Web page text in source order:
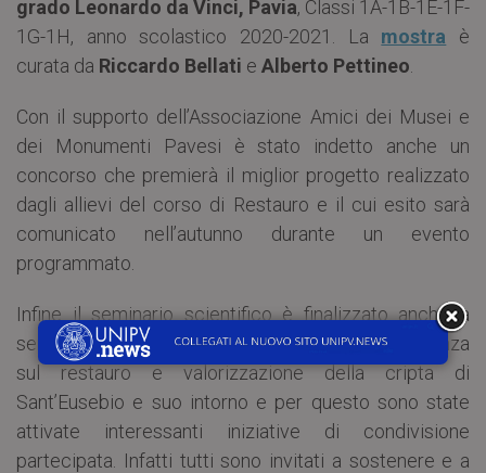
grado Leonardo da Vinci, Pavia, Classi 1A-1B-1E-1F-
1G-1H, anno scolastico 2020-2021. La mostra è
curata da Riccardo Bellati e Alberto Pettineo
Con il supporto dell’Associazione Amici dei Musei e
dei Monumenti Pavesi è stato indetto anche un
concorso che premierà il miglior progetto realizzato
dagli allievi del corso di Restauro e il cui esito sarà
comunicato nell’autunno durante un evento
programmato.
Infine il seminario scientifico è finalizzato anche a
sensibilizzare la comunità scientifica e la cittadinanza
sul restauro e valorizzazione della cripta di
Sant’Eusebio e suo intorno e per questo sono state
attivate interessanti iniziative di condivisione
partecipata. Infatti tutti sono invitati a sostenere e a